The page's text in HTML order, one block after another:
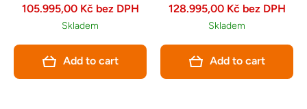
základní termální analýzy.
105.995,00 Kč bez DPH
Skladem
Add to cart
základní termální analýzy.
128.995,00 Kč bez DPH
Skladem
Add to cart